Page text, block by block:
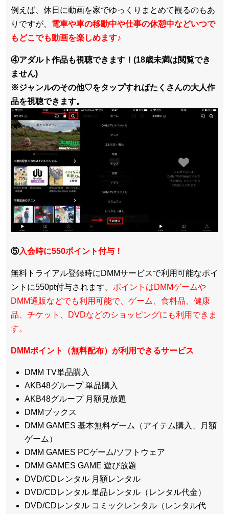
例えば、休日に動画を家でゆっくりまとめて観るのもあ
りですが、 電車や車の移動中や仕事の休憩中などいつで
もどこでも動画を楽しめます♪
④アダルト作品も視聴できます！(18歳未満は閲覧でき
ません)
※ジャンルのその他♡をタップすればたくさんの大人作
品を視聴できます。
⑤入会時に550ポイント付与！
無料トライアル登録時にDMMサービスで利用可能なポイ
ントに550pt付与されます。 ポイントはDMMゲームや
DMM通販などでも利用可能で、ゲーム、食料品、健康
品、チケット、DVDなどのショッピングにも利用できま
す。
DMMポイント（無料配布）が利用できるサービス
DMM TV単品購入
AKB48グループ 単品購入
AKB48グループ 月額見放題
DMMブックス
DMM GAMES 基本無料ゲーム（アイテム購入、月額
ゲーム）
DMM GAMES PCゲーム/ソフトウェア
DMM GAMES GAME 遊び放題
DVD/CDレンタル 月額レンタル
DVD/CDレンタル 単品レンタル（レンタル代金）
DVD/CDレンタル コミックレンタル（レンタル代